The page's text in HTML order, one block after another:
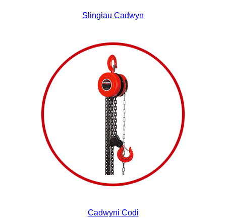
Slingiau Cadwyn
Cadwyni Codi